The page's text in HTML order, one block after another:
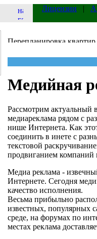
Лицензии |
Медийная
Рассмотрим актуальный
медиареклама рядом с
нише Интернета. Как
соединить в инете с
текстовой
продвиганием компаний
Медиа реклама -
Интернете. Сегодня
качество исполнения.
Весьма прибыльно
известных, популярных
среде, на форумах по
местах реклама